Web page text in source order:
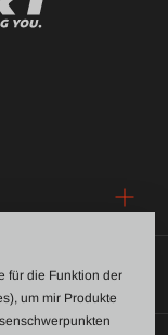
für die Funktion der
um mir Produkte